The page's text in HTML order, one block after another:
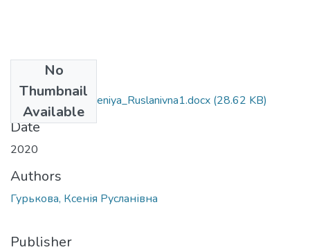
No
Thumbnail
Available
292_Hur'kova_Kseniya_Ruslanivna1.docx (28.62 KB)
Date
2020
Authors
Гурькова, Ксенія Русланівна
Publisher